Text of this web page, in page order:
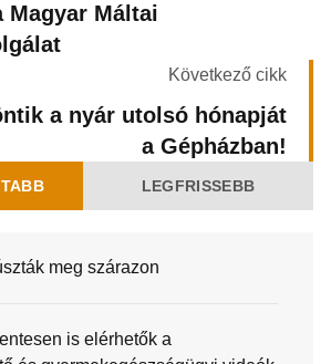
Magyar Máltai
Következő cikk
a nyár utolsó hónapját
a Gépházban!
LEGFRISSEBB
meg szárazon
is elérhetők a